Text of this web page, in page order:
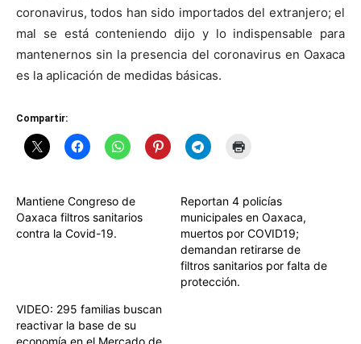
coronavirus, todos han sido importados del extranjero; el
mal se está conteniendo dijo y lo indispensable para
mantenernos sin la presencia del coronavirus en Oaxaca
es la aplicación de medidas básicas.
Compartir:
Mantiene Congreso de
Oaxaca filtros sanitarios
contra la Covid-19.
Reportan 4 policías
municipales en Oaxaca,
muertos por COVID19;
demandan retirarse de
filtros sanitarios por falta de
protección.
VIDEO: 295 familias buscan
reactivar la base de su
economía en el Mercado de